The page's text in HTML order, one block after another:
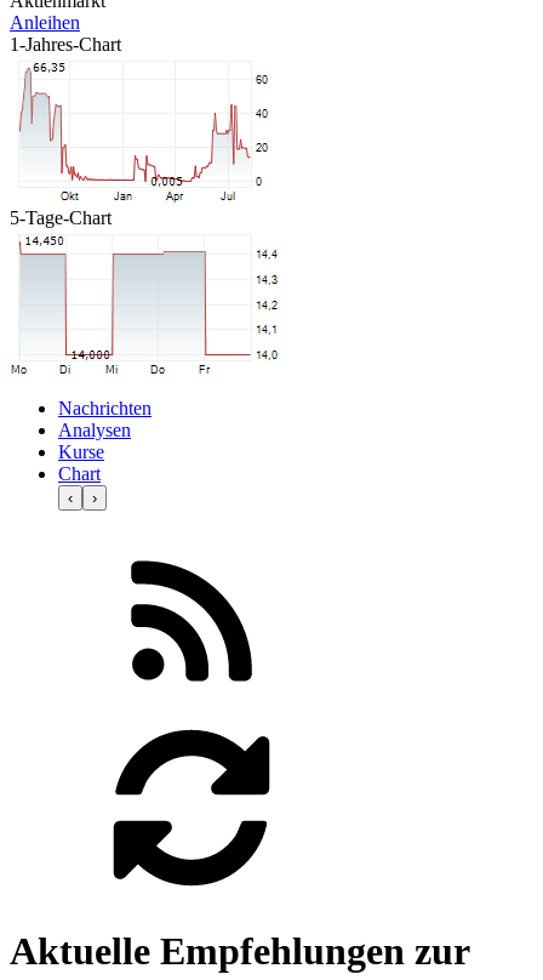
Anleihen
1-Jahres-Chart
5-Tage-Chart
Nachrichten
Analysen
Kurse
Chart
‹ ›
Aktuelle Empfehlungen zur